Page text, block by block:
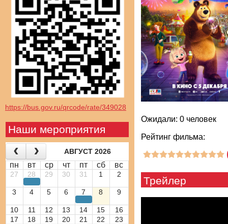
https://bus.gov.ru/qrcode/rate/349028
Наши мероприятия
АВГУСТ 2026
пн вт ср чт пт сб вс
27 28 29 30 31 1 2
3 4 5 6 7 8 9
10 11 12 13 14 15
16
17
18 19 20 21 22
23
Ожидали: 0 человек
Рейтинг фильма:
Трейлер